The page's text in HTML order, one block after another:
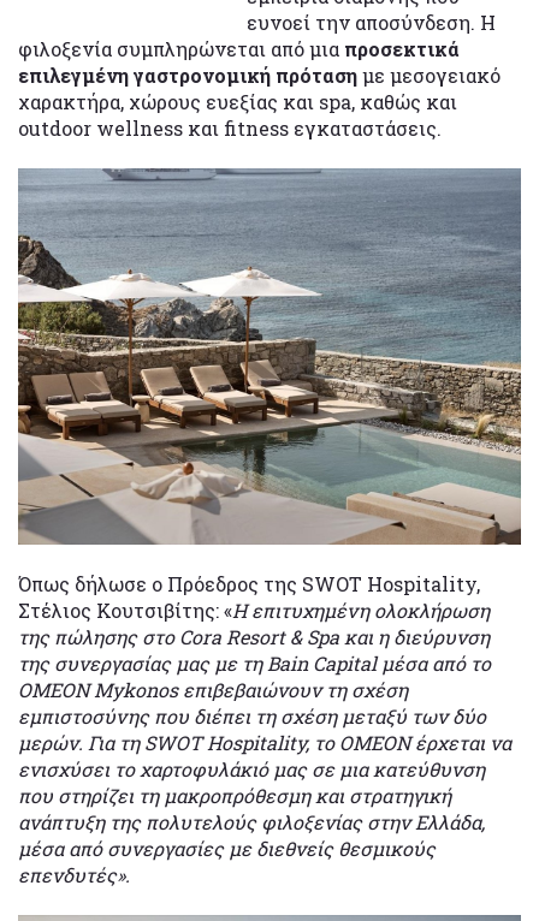
ευνοεί την αποσύνδεση. Η
φιλοξενία συμπληρώνεται από μια προσεκτικά
επιλεγμένη γαστρονομική πρότασημε μεσογειακό
χαρακτήρα, χώρους ευεξίας και spa, καθώς και
outdoor wellness και fitness εγκαταστάσεις.
Όπως δήλωσε ο Πρόεδρος της SWOT Hospitality,
Στέλιος Κουτσιβίτης: «Η επιτυχημένη ολοκλήρωση
της πώλησης στο Cora Resort & Spa και η διεύρυνση
της συνεργασίας μας με τη Bain Capital μέσα από το
OMEON Mykonos επιβεβαιώνουν τη σχέση
εμπιστοσύνης που διέπει τη σχέση μεταξύ των δύο
μερών. Για τη SWOT Hospitality, το OMEON έρχεται να
ενισχύσει το χαρτοφυλάκιό μας σε μια κατεύθυνση
που στηρίζει τη μακροπρόθεσμη και στρατηγική
ανάπτυξη της πολυτελούς φιλοξενίας στην Ελλάδα,
μέσα από συνεργασίες με διεθνείς θεσμικούς
επενδυτές».